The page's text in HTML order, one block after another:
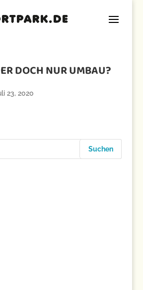
DOCH NUR UMBAU?
23, 2020